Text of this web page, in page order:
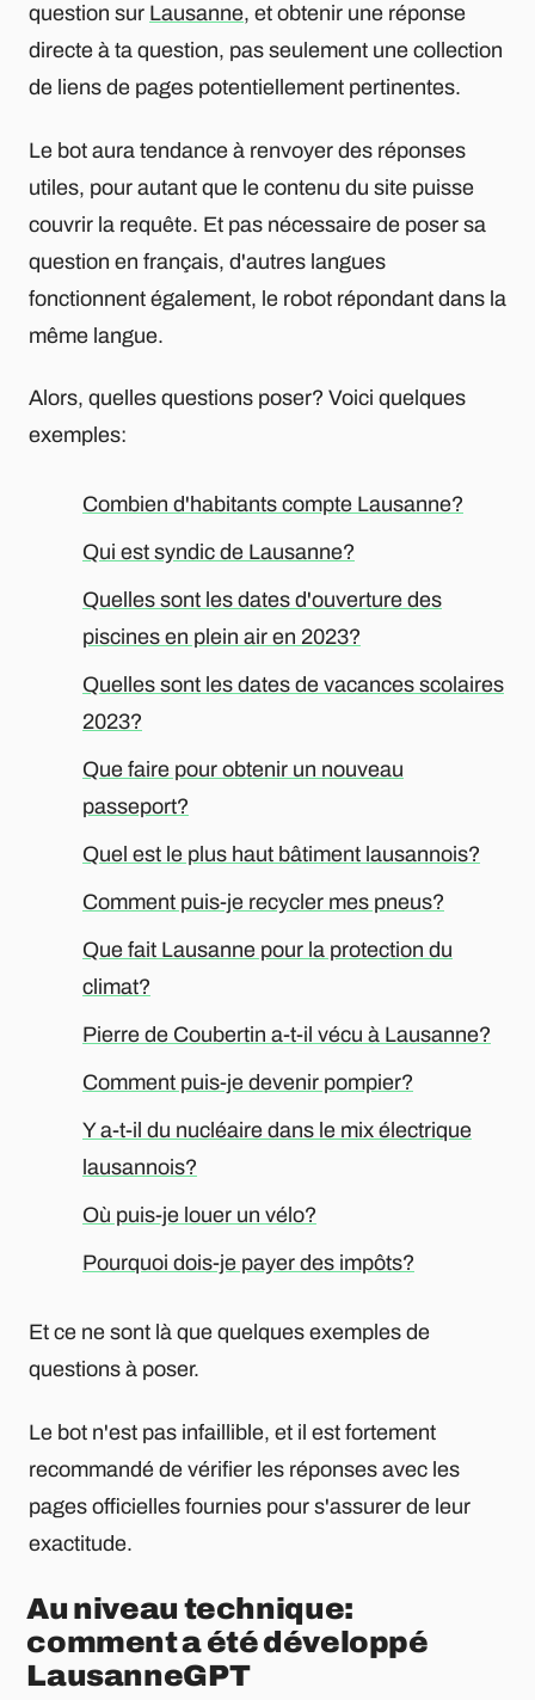
question sur Lausanne, et obtenir une réponse
directe à ta question, pas seulement une collection
de liens de pages potentiellement pertinentes.
Le bot aura tendance à renvoyer des réponses
utiles, pour autant que le contenu du site puisse
couvrir la requête. Et pas nécessaire de poser sa
question en français, d'autres langues
fonctionnent également, le robot répondant dans la
même langue.
Alors, quelles questions poser? Voici quelques
exemples:
Combien d'habitants compte Lausanne?
Qui est syndic de Lausanne?
Quelles sont les dates d'ouverture des
piscines en plein air en 2023?
Quelles sont les dates de vacances scolaires
2023?
Que faire pour obtenir un nouveau
passeport?
Quel est le plus haut bâtiment lausannois?
Comment puis-je recycler mes pneus?
Que fait Lausanne pour la protection du
climat?
Pierre de Coubertin a-t-il vécu à Lausanne?
Comment puis-je devenir pompier?
Y a-t-il du nucléaire dans le mix électrique
lausannois?
Où puis-je louer un vélo?
Pourquoi dois-je payer des impôts?
Et ce ne sont là que quelques exemples de
questions à poser.
Le bot n'est pas infaillible, et il est fortement
recommandé de vérifier les réponses avec les
pages officielles fournies pour s'assurer de leur
exactitude.
Au niveau technique:
comment a été développé
LausanneGPT